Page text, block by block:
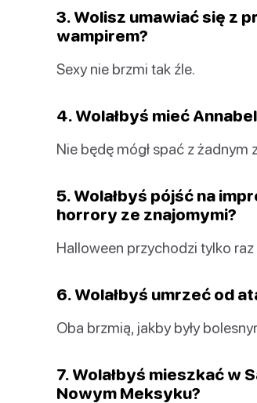
3. Wolisz umawiać się z
wampirem?
Sexy nie brzmi tak źle.
4. Wolałbyś mieć
Nie będę mógł spać z żadnym
5. Wolałbyś pójść na
horrory ze znajomymi?
Halloween przychodzi tylko
6. Wolałbyś umrzeć od
Oba brzmią, jakby były
7. Wolałbyś mieszkać w
Nowym Meksyku?